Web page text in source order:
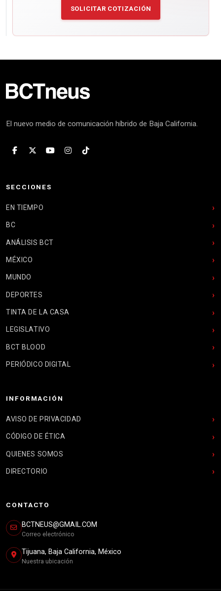
SOLICITAR COTIZACIÓN
El nuevo medio de comunicación híbrido de Baja California.
SECCIONES
EN TIEMPO
BC
ANÁLISIS BCT
MÉXICO
MUNDO
DEPORTES
TINTA DE LA CASA
LEGISLATIVO
BCT BLOOD
PERIÓDICO DIGITAL
INFORMACIÓN
AVISO DE PRIVACIDAD
CÓDIGO DE ÉTICA
QUIENES SOMOS
DIRECTORIO
CONTACTO
BCTNEUS@GMAIL.COM
Correo electrónico
Tijuana, Baja California, México
Nuestra ubicación